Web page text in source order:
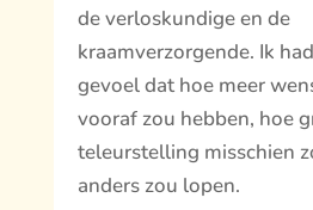
de verloskundige en de
kraamverzorgende. Ik
gevoel dat hoe meer
vooraf zou hebben, hoe
teleurstelling misschien
anders zou lopen.